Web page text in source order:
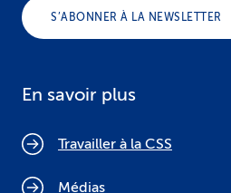
S’ABONNER À LA NEWSLETTER
En savoir plus
Travailler à la CSS
Médias